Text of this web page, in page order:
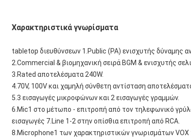
Χαρακτηριστικά γνωρίσματα
tabletop διευθύνσεων 1.Public (PA) ενισχυτής δύναμης
2.Commercial & βιομηχανική σειρά BGM & ενισχυτής
3.Rated αποτελέσματα 240W.
4.70V, 100V και χαμηλή σύνθετη αντίσταση
5.3 εισαγωγές μικροφώνων και 2 εισαγωγές γραμμών.
6.Mic1 στο μέτωπο - επιτροπή από τον τηλεφωνικό
εισαγωγές 7.Line 1-2 στην οπίσθια επιτροπή από RCA.
8.Microphone1 των χαρακτηριστικών γνωρισμάτων